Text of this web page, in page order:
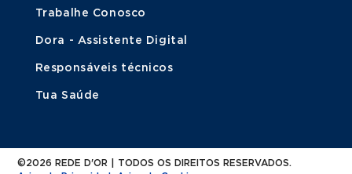
Trabalhe Conosco
Dora - Assistente Digital
Responsáveis técnicos
Tua Saúde
©2026 REDE D'OR | TODOS OS DIREITOS RESERVADOS.